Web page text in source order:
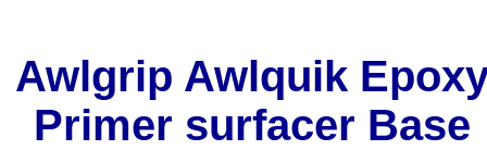
Awlgrip Awlquik
Primer surfacer Base